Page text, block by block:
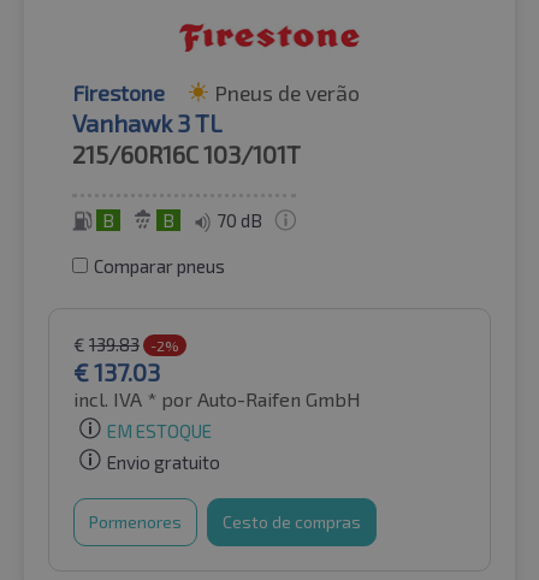
Firestone Pneus de verão
Vanhawk 3 TL
215/60R16C103/101T
B B 70 dB
Comparar pneus
€ 139.83 -2%
€137.03
incl. IVA * por Auto-Raifen GmbH
EM ESTOQUE
Envio gratuito
Pormenores Cesto de compras